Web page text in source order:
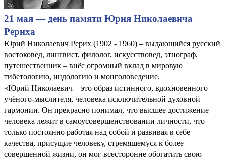
21 мая — день памяти Юрия Николаевича
Рериха
Юрий Николаевич Рерих (1902 - 1960) – выдающийся русский
востоковед, лингвист, филолог, искусствовед, этнограф,
путешественник – внёс огромный вклад в мировую
тибетологию, индологию и монголоведение.
«Юрий Николаевич – это образ истинного, вдохновенного
учёного-мыслителя, человека исключительной духовной
гармонии. Он прекрасно понимал, что высшее достижение
человека лежит в самоусовершенствовании личности, что
только постоянно работая над собой и развивая в себе
качества, присущие человеку, стремящемуся к более
совершенной жизни, он мог всесторонне обогатить свою